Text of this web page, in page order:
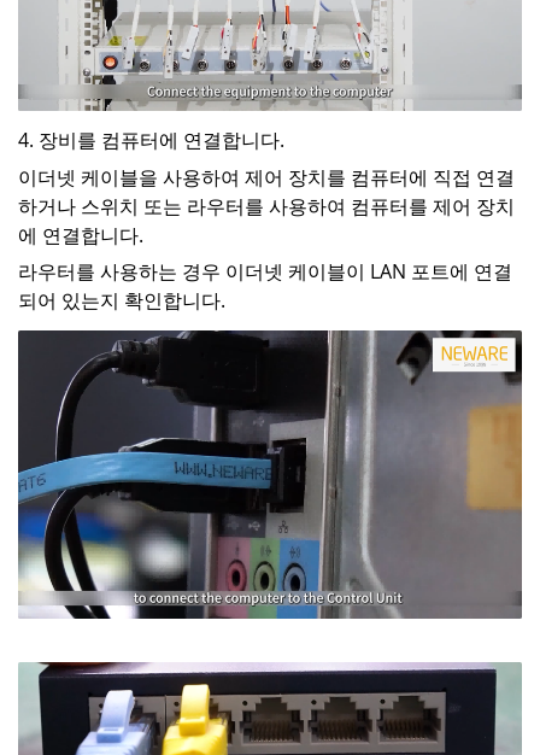
4. 장비를 컴퓨터에 연결합니다.
이더넷 케이블을 사용하여 제어 장치를 컴퓨터에 직접 연결
하거나 스위치 또는 라우터를 사용하여 컴퓨터를 제어 장치
에 연결합니다.
라우터를 사용하는 경우 이더넷 케이블이 LAN 포트에 연결
되어 있는지 확인합니다.